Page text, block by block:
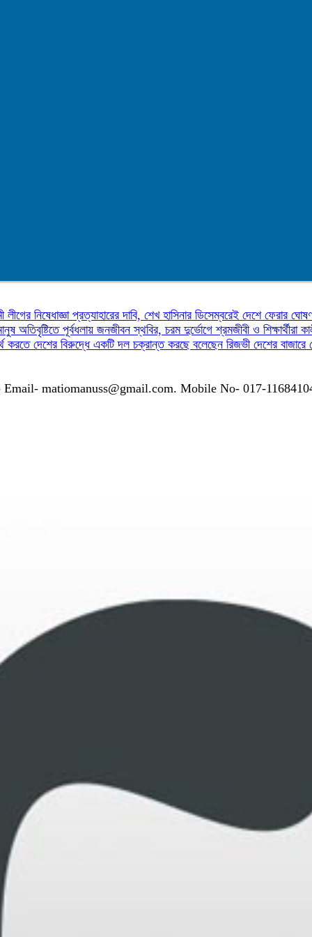
নিষেধাজ্ঞা প্রত্যাহারের দাবি, শেখ হাসিনার ডিসেম্বরেই দেশে ফেরার
অতিবৃষ্টিতে পূর্বধলায় জনজীবন স্থবির, চরম দুর্ভোগে শ্রমজীবী ও শিক্ষার্থীরা
করতে দেশের বিরুদ্ধে একটি দল চক্রান্ত করছে বলেছেন রিজভী দেশের
Email- matiomanuss@gmail.com. Mobile No- 017-